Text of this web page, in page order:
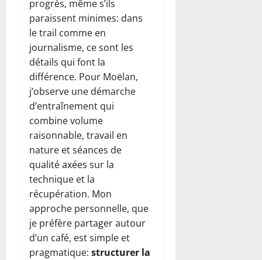
progrès, même s’ils
paraissent minimes: dans
le trail comme en
journalisme, ce sont les
détails qui font la
différence. Pour Moëlan,
j’observe une démarche
d’entraînement qui
combine volume
raisonnable, travail en
nature et séances de
qualité axées sur la
technique et la
récupération. Mon
approche personnelle, que
je préfère partager autour
d’un café, est simple et
pragmatique: structurer la